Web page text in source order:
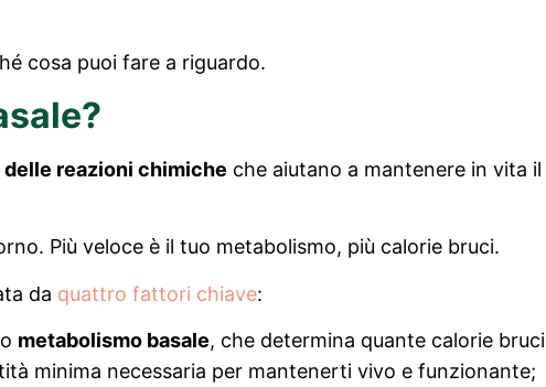
cosa puoi fare a riguardo.
delle reazioni chimiche che aiutano a mantenere in vita il
Più veloce è il tuo metabolismo, più calorie bruci.
da quattro fattori chiave:
metabolismo basale, che determina quante calorie bruci
minima necessaria per mantenerti vivo e funzionante;